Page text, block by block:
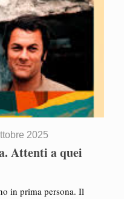
2025
Attenti a quei
in prima persona. Il